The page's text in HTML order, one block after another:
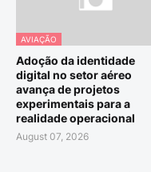
AVIAÇÃO
Adoção da identidade
digital no setor aéreo
avança de projetos
experimentais para a
realidade operacional
August 07, 2026